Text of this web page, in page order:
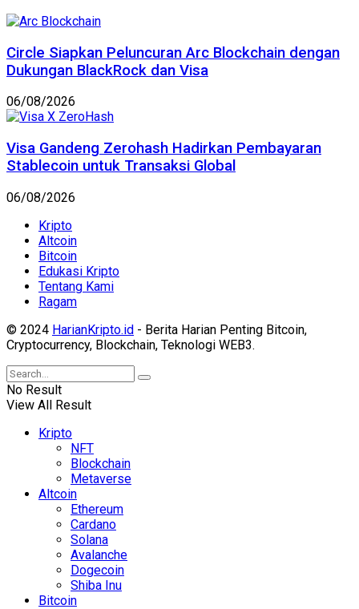
Circle Siapkan Peluncuran Arc Blockchain dengan
Dukungan BlackRock dan Visa
06/08/2026
Visa Gandeng Zerohash Hadirkan Pembayaran
Stablecoin untuk Transaksi Global
06/08/2026
Kripto
Altcoin
Bitcoin
Edukasi Kripto
Tentang Kami
Ragam
© 2024 HarianKripto.id - Berita Harian Penting Bitcoin,
Cryptocurrency, Blockchain, Teknologi WEB3.
No Result
View All Result
Kripto
NFT
Blockchain
Metaverse
Altcoin
Ethereum
Cardano
Solana
Avalanche
Dogecoin
Shiba Inu
Bitcoin